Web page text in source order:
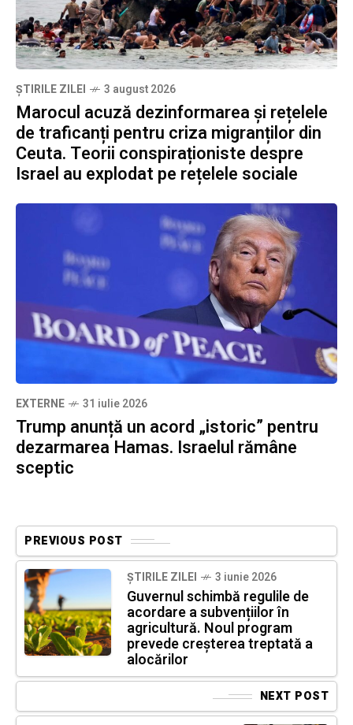
ȘTIRILE ZILEI 3 august 2026
Marocul acuză dezinformarea și rețelele
de traficanți pentru criza migranților din
Ceuta. Teorii conspiraționiste despre
Israel au explodat pe rețelele sociale
EXTERNE 31 iulie 2026
Trump anunță un acord „istoric” pentru
dezarmarea Hamas. Israelul rămâne
sceptic
PREVIOUS POST
ȘTIRILE ZILEI 3 iunie 2026
Guvernul schimbă regulile de
acordare a subvențiilor în
agricultură. Noul program
prevede creșterea treptată a
alocărilor
NEXT POST